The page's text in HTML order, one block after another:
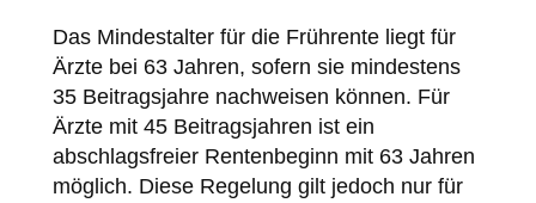
Das Mindestalter für die Frührente liegt für
Ärzte bei 63 Jahren, sofern sie mindestens
35 Beitragsjahre nachweisen können. Für
Ärzte mit 45 Beitragsjahren ist ein
abschlagsfreier Rentenbeginn mit 63 Jahren
möglich. Diese Regelung gilt jedoch nur für